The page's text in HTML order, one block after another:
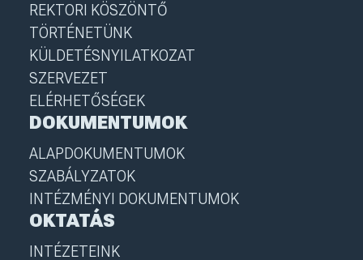
REKTORI KÖSZÖNTŐ
TÖRTÉNETÜNK
KÜLDETÉSNYILATKOZAT
SZERVEZET
ELÉRHETŐSÉGEK
DOKUMENTUMOK
ALAPDOKUMENTUMOK
SZABÁLYZATOK
INTÉZMÉNYI DOKUMENTUMOK
OKTATÁS
INTÉZETEINK